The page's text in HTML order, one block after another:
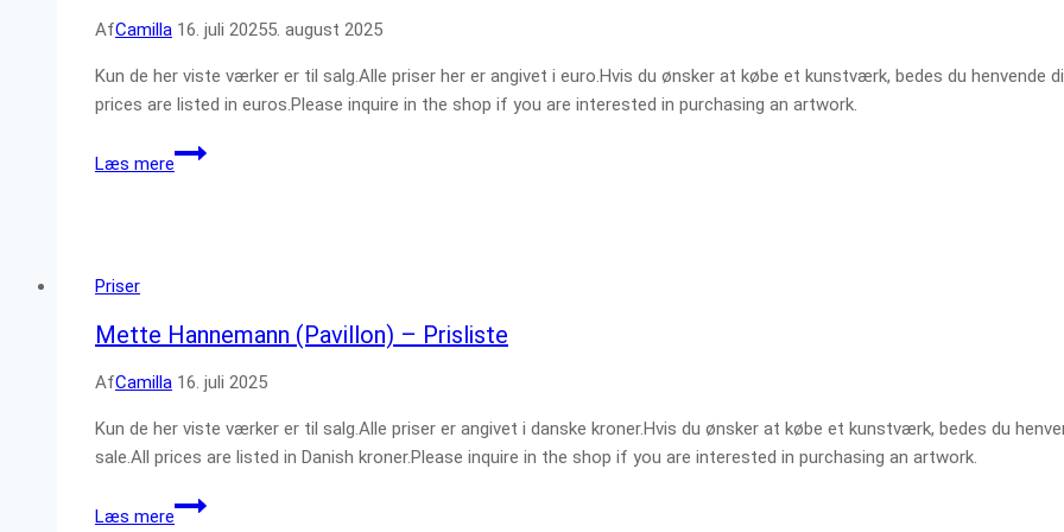
AfCamilla 16. juli 20255. august 2025
Kun de her viste værker er til salg.Alle priser her er angivet i euro.Hvis du ønsker at købe et kunstværk, bedes du henvende
prices are listed in euros.Please inquire in the shop if you are interested in purchasing an artwork.
Læs mere
Michał
Puszczyński
Priser
Mette Hannemann (Pavillon) – Prisliste
AfCamilla 16. juli 2025
Kun de her viste værker er til salg.Alle priser er angivet i danske kroner.Hvis du ønsker at købe et kunstværk, bedes du
sale.All prices are listed in Danish kroner.Please inquire in the shop if you are interested in purchasing an artwork.
Læs mere
Mette